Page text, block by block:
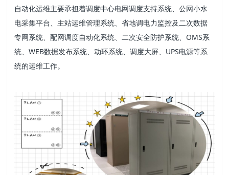
自动化运维主要承担着调度中心电网调度支持系统、公网小水
电采集平台、主站运维管理系统、省地调电力监控及二次数据
专网系统、配网调度自动化系统、二次安全防护系统、OMS系
统、WEB数据发布系统、动环系统、调度大屏、UPS电源等系
统的运维工作。